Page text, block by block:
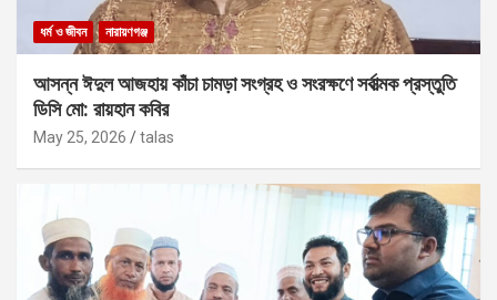
ধর্ম ও জীবন নারায়ণগঞ্জ
আসন্ন ঈদুল আজহায় কাঁচা চামড়া সংগ্রহ ও সংরক্ষণে সর্বাত্মক প্রস্তুতি
ডিসি মো: রায়হান কবির
May 25, 2026 talas